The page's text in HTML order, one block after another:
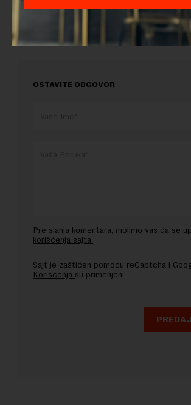
MINISTARSTVO FINANSIJA
OSTAVITE ODGOVOR
Pre slanja komentara, molimo vas da se
korišćenja sajta.
Sajt je zaštićen pomocu reCaptcha i
Korišćenja su primenjeni.